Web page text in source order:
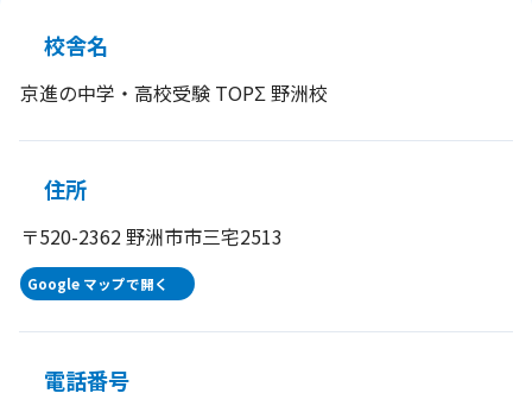
校舎名
京進の中学・高校受験 TOPΣ 野洲校
住所
〒520-2362 野洲市市三宅2513
Google マップで開く
電話番号